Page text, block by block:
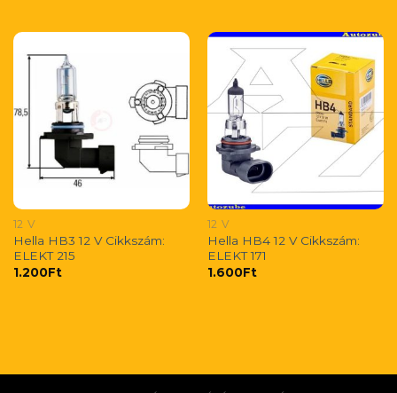
12 V
Hella HB3 12 V Cikkszám:
ELEKT 215
1.200Ft
12 V
Hella HB4 12 V Cikkszám:
ELEKT 171
1.600Ft